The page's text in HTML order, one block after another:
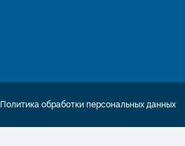
Политика обработки персональных данных